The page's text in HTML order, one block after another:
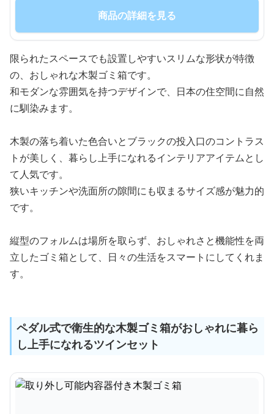
商品の詳細を見る
限られたスペースでも設置しやすいスリムな形状が特徴
の、おしゃれな木製ゴミ箱です。
和モダンな雰囲気を持つデザインで、日本の住空間に自然
に馴染みます。
木製の落ち着いた色合いとブラックの投入口のコントラス
トが美しく、暮らし上手になれるインテリアアイテムとし
て人気です。
狭いキッチンや洗面所の隙間にも収まるサイズ感が魅力的
です。
縦型のフォルムは場所を取らず、おしゃれさと機能性を両
立したゴミ箱として、日々の生活をスマートにしてくれま
す。
ペダル式で衛生的な木製ゴミ箱がおしゃれに暮ら
し上手になれるツインセット